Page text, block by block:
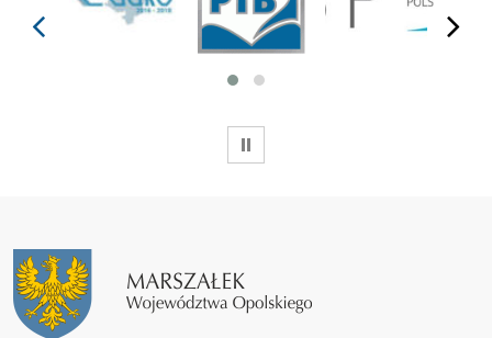
prev next
WSTRZYMAJ